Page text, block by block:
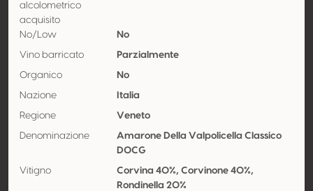
alcolometrico
acquisito
No/Low No
Vino barricato Parzialmente
Organico No
Nazione Italia
Regione Veneto
Denominazione
Amarone Della Valpolicella Classico
DOCG
Vitigno
Corvina 40%, Corvinone 40%,
Rondinella 20%